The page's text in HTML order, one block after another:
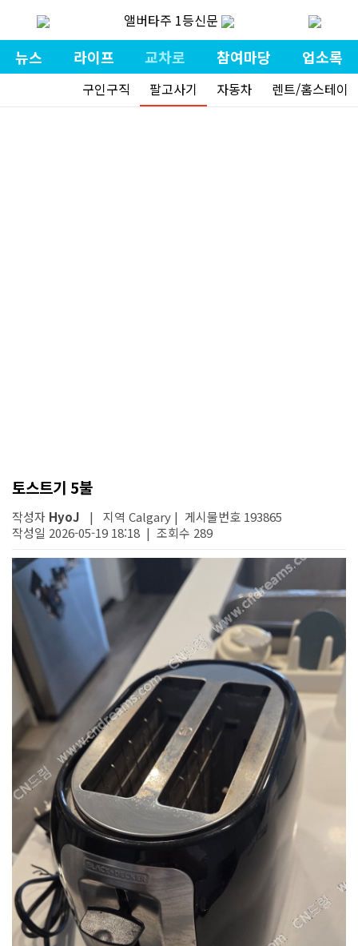
앨버타주 1등신문
뉴스 라이프 교차로 참여마당 업소록
구인구직 팔고사기 자동차 렌트/홈스테이
토스트기 5불
작성자 HyoJ | 지역 Calgary | 게시물번호 193865
작성일 2026-05-19 18:18 | 조회수 289